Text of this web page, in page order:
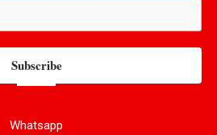
Subscribe
Whatsapp